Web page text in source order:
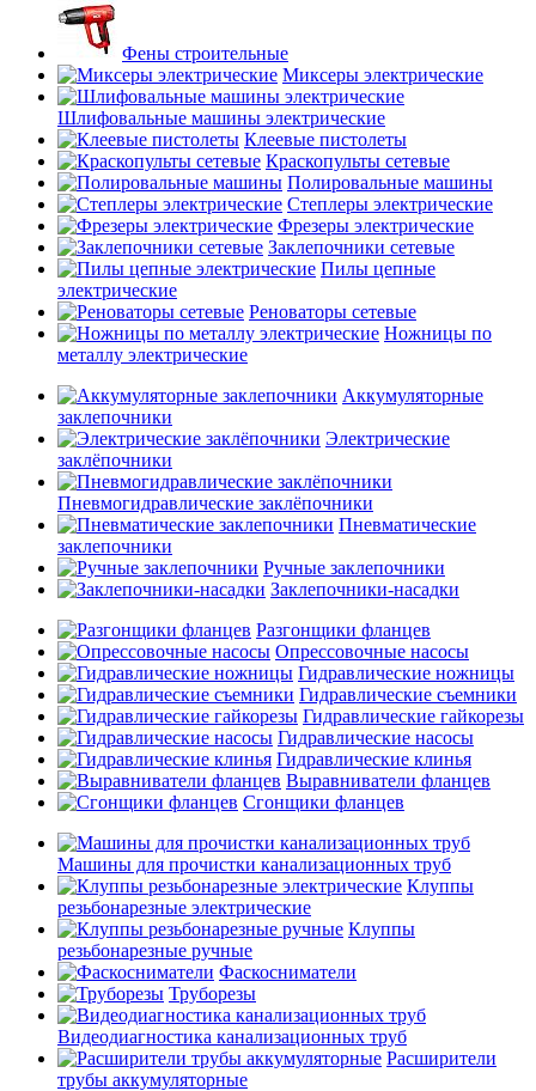
Фены строительные
Миксеры электрические
Шлифовальные машины электрические
Клеевые пистолеты
Краскопульты сетевые
Полировальные машины
Степлеры электрические
Фрезеры электрические
Заклепочники сетевые
Пилы цепные
электрические
Реноваторы сетевые
Ножницы по
металлу электрические
Аккумуляторные
заклепочники
Электрические
заклёпочники
Пневмогидравлические заклёпочники
Пневматические
заклепочники
Ручные заклепочники
Заклепочники-насадки
Разгонщики фланцев
Опрессовочные насосы
Гидравлические ножницы
Гидравлические съемники
Гидравлические гайкорезы
Гидравлические насосы
Гидравлические клинья
Выравниватели фланцев
Сгонщики фланцев
Машины для прочистки канализационных труб
Клуппы
резьбонарезные электрические
Клуппы
резьбонарезные ручные
Фаскосниматели
Труборезы
Видеодиагностика канализационных труб
Расширители
трубы аккумуляторные